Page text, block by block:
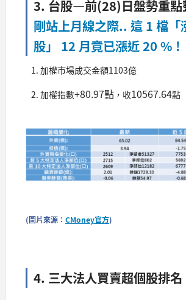
3. 台股—前(28)日盤勢重點
剛站上月線之際.. 這 1 檔「
股」 12 月竟已漲近 20 % !
加權市場成交金額1103億
加權指數+80.97點 ，收10567.64點​
(圖片來源： CMoney官方)
4. 三大法人買賣超個股排名